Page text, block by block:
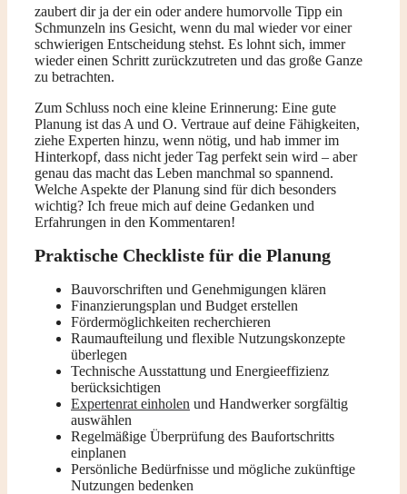
zaubert dir ja der ein oder andere humorvolle Tipp ein
Schmunzeln ins Gesicht, wenn du mal wieder vor einer
schwierigen Entscheidung stehst. Es lohnt sich, immer
wieder einen Schritt zurückzutreten und das große Ganze
zu betrachten.
Zum Schluss noch eine kleine Erinnerung: Eine gute
Planung ist das A und O. Vertraue auf deine Fähigkeiten,
ziehe Experten hinzu, wenn nötig, und hab immer im
Hinterkopf, dass nicht jeder Tag perfekt sein wird – aber
genau das macht das Leben manchmal so spannend.
Welche Aspekte der Planung sind für dich besonders
wichtig? Ich freue mich auf deine Gedanken und
Erfahrungen in den Kommentaren!
Praktische Checkliste für die Planung
Bauvorschriften und Genehmigungen klären
Finanzierungsplan und Budget erstellen
Fördermöglichkeiten recherchieren
Raumaufteilung und flexible Nutzungskonzepte
überlegen
Technische Ausstattung und Energieeffizienz
berücksichtigen
Expertenrat einholen und Handwerker sorgfältig
auswählen
Regelmäßige Überprüfung des Baufortschritts
einplanen
Persönliche Bedürfnisse und mögliche zukünftige
Nutzungen bedenken